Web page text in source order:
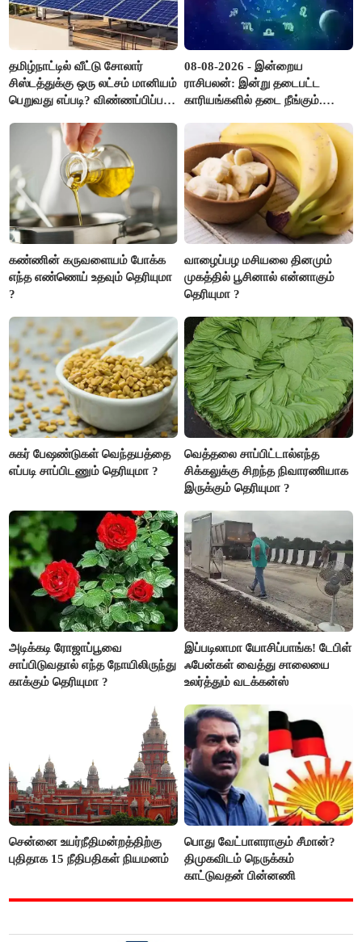
தமிழ்நாட்டில் வீட்டு சோலார்
சிஸ்டத்துக்கு ஒரு லட்சம் மானியம்
பெறுவது எப்படி? விண்ணப்பிப்பது
08-08-2026 - இன்றைய
ராசிபலன்: இன்று தடைபட்ட
காரியங்களில் தடை நீங்கும்.
இருக்கும். ஆன்மீக எண்ணம்
அதிகரிக்கும்..!
கண்ணின் கருவளையம் போக்க
எந்த எண்ணெய் உதவும் தெரியுமா
?
வாழைப்பழ மசியலை தினமும்
முகத்தில் பூசினால் என்னாகும்
தெரியுமா ?
சுகர் பேஷண்டுகள் வெந்தயத்தை
எப்படி சாப்பிடணும் தெரியுமா ?
வெத்தலை சாப்பிட்டால்எந்த
சிக்கலுக்கு சிறந்த நிவாரணியாக
இருக்கும் தெரியுமா ?
அடிக்கடி ரோஜாப்பூவை
சாப்பிடுவதால் எந்த நோயிலிருந்து
காக்கும் தெரியுமா ?
இப்படிலாமா யோசிப்பாங்க! டேபிள்
ஃபேன்கள் வைத்து சாலையை
உலர்த்தும் வடக்கன்ஸ்
சென்னை உயர்நீதிமன்றத்திற்கு
புதிதாக 15 நீதிபதிகள் நியமனம்
பொது வேட்பாளராகும் சீமான்?
திமுகவிடம் நெருக்கம்
காட்டுவதன் பின்னணி